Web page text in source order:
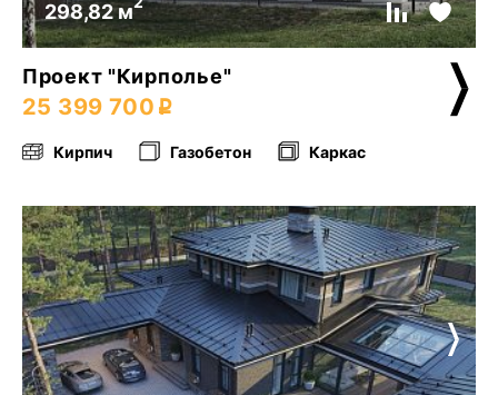
298,82 м
Проект "Кирполье"
25 399 700
Кирпич Газобетон Каркас